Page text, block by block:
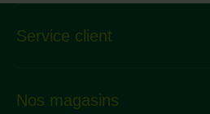
Service client
Nos magasins